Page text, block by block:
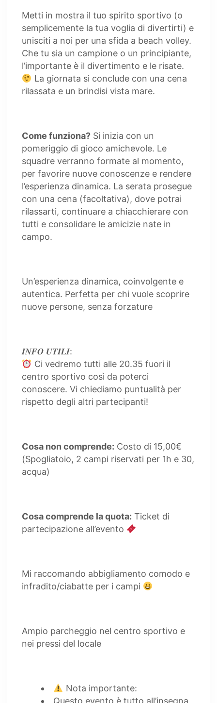
Metti in mostra il tuo spirito sportivo (o
semplicemente la tua voglia di divertirti) e
unisciti a noi per una sfida a beach volley.
Che tu sia un campione o un principiante,
l’importante è il divertimento e le risate.
La giornata si conclude con una cena
rilassata e un brindisi vista mare.
Come funziona? Si inizia con un
pomeriggio di gioco amichevole. Le
squadre verranno formate al momento,
per favorire nuove conoscenze e rendere
l’esperienza dinamica. La serata prosegue
con una cena (facoltativa), dove potrai
rilassarti, continuare a chiacchierare con
tutti e consolidare le amicizie nate in
campo.
Un’esperienza dinamica, coinvolgente e
autentica. Perfetta per chi vuole scoprire
nuove persone, senza forzature
𝑰𝑵𝑭𝑶 𝑼𝑻𝑰𝑳𝑰:
Ci vedremo tutti alle 20.35 fuori il
centro sportivo così da poterci
conoscere. Vi chiediamo puntualità per
rispetto degli altri partecipanti!
Cosa non comprende: Costo di 15,00€
(Spogliatoio, 2 campi riservati per 1h e 30,
acqua)
Cosa comprende la quota: Ticket di
partecipazione all’evento
Mi raccomando abbigliamento comodo e
infradito/ciabatte per i campi
Ampio parcheggio nel centro sportivo e
nei pressi del locale
Nota importante:
Questo evento è tutto all’insegna